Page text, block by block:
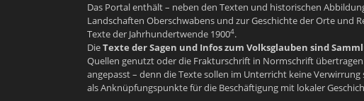
Das Portal enthält – neben den Texten und historischen
Landschaften Oberschwabens und zur Geschichte der Orte und
Texte der Jahrhundertwende 19004.
DieTexte der Sagen und Infos zum Volksglauben sind
Quellen genutzt oder die Frakturschrift in Normschrift
angepasst – denn die Texte sollen im Unterricht keine
als Anknüpfungspunkte für die Beschäftigung mit lokaler